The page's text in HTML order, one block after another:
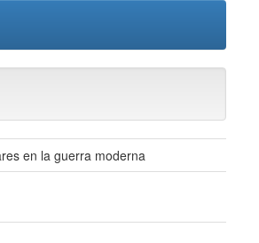
en la guerra moderna